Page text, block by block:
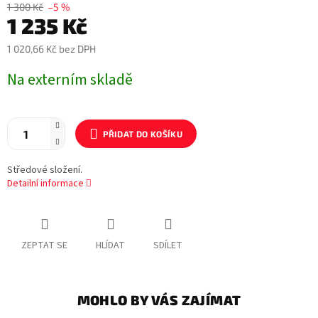
1 300 Kč –5 %
1 235 Kč
1 020,66 Kč bez DPH
cena:
Na externím skladě
PŘIDAT DO KOŠÍKU
Středové složení.
Detailní informace
ZEPTAT SE HLÍDAT SDÍLET
MOHLO BY VÁS ZAJÍMAT